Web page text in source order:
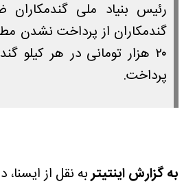
رئیس بنیاد ملی گندمکاران
گندمکاران از پرداخت نشدن
۲۰ هزار تومانی در هر کیلو
پرداخت.
به گزارش اینتیتربه نقل از